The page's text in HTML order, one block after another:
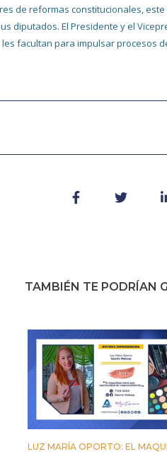
de reformas constitucionales,
diputados. El Presidente y el
facultan para impulsar procesos
TAMBIÉN TE PODRÍAN
LUZ MARÍA OPORTO: EL